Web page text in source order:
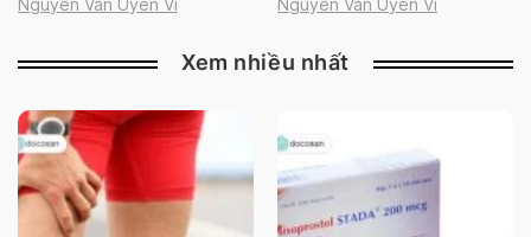
Nguyễn Văn Uyên Vi Nguyễn Văn Uyên Vi
Xem nhiều nhất